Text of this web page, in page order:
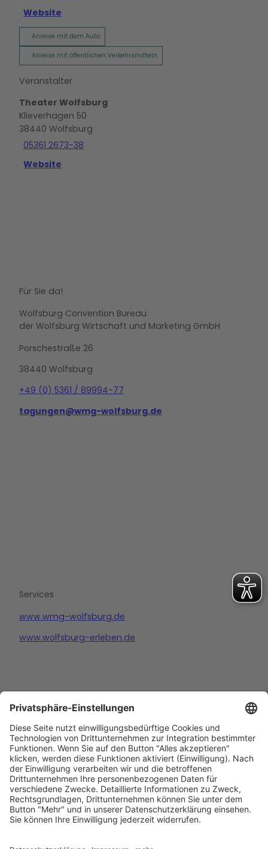
Website
Anreise mit dem Auto
Anreise mit öffentlichen Verkehrsmitteln
Veranstalter
Theater Wolfsburg
Klieverhagen 50
38440 Wolfsburg
05361 2673-38
Website
Für Sie da!
Wolfsburg Convention Bureau
der Wolfsburg Wirtschaft und Marketing GmbH
Porschestraße 26
38440 Wolfsburg
+49 (0) 5361 / 89994-77
tagungen@wmg-wolfsburg.de
Services
www.wmg-wolfsburg.de
www.wolfsburg-erleben.de